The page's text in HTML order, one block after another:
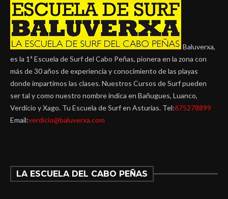
Baluverxa,
es la 1ª Escuela de Surf del Cabo Peñas, pionera en la zona con
más de 30 años de experiencia y conocimiento de las playas
donde impartimos las clases. Nuestros Cursos de Surf pueden
ser tal y como nuestro nombre indica en Bañugues, Luanco,
Verdicio y Xago. Tu Escuela de Surf en Asturias. Tel:675278899
Email:verdicio@baluverxa.com
LA ESCUELA DEL CABO PEÑAS